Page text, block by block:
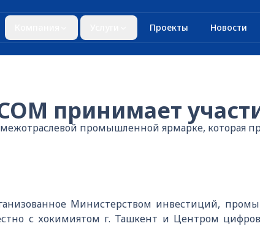
Проекты Новости
принимает
промышленной ярмарке, которая
Министерством инвестиций,
с хокимиятом г. Ташкент и Центром